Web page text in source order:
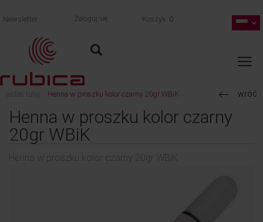
Newsletter Zaloguj się Koszyk 0
jesteś tutaj: Henna w proszku kolor czarny 20gr WBiK wróć
Henna w proszku kolor czarny
20gr WBiK
Henna w proszku kolor czarny 20gr WBiK